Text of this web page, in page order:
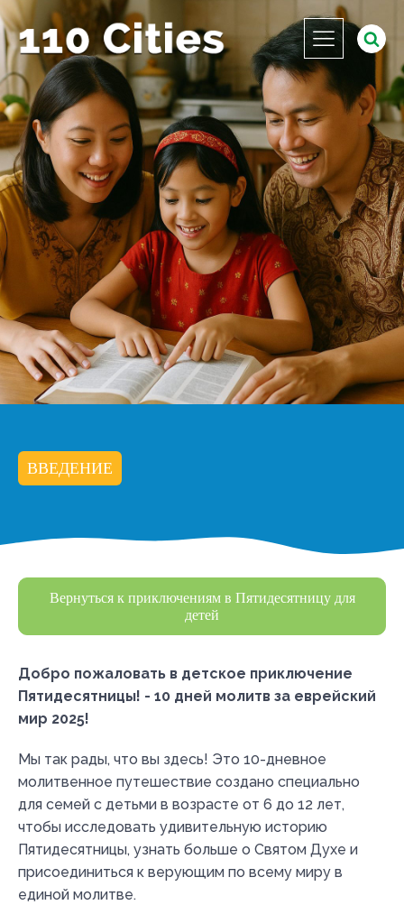
ВВЕДЕНИЕ
Вернуться к приключениям в Пятидесятницу для
детей
Добро пожаловать в детское приключение
Пятидесятницы! - 10 дней молитв за еврейский
мир 2025!
Мы так рады, что вы здесь! Это 10-дневное
молитвенное путешествие создано специально
для семей с детьми в возрасте от 6 до 12 лет,
чтобы исследовать удивительную историю
Пятидесятницы, узнать больше о Святом Духе и
присоединиться к верующим по всему миру в
единой молитве.